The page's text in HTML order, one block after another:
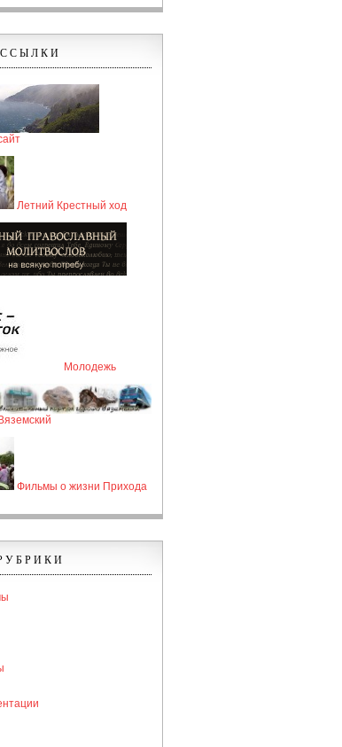
ССЫЛКИ
Летний Крестный ход
Молодежь
Фильмы о жизни Прихода